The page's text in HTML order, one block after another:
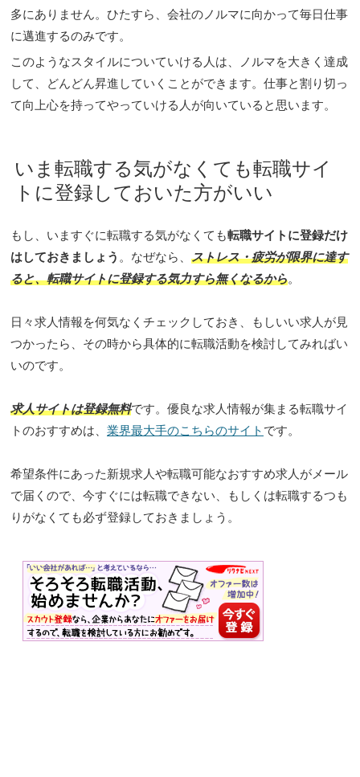
多にありません。ひたすら、会社のノルマに向かって毎日仕事
に邁進するのみです。
このようなスタイルについていける人は、ノルマを大きく達成
して、どんどん昇進していくことができます。仕事と割り切っ
て向上心を持ってやっていける人が向いていると思います。
いま転職する気がなくても転職サイ
トに登録しておいた方がいい
もし、いますぐに転職する気がなくても転職サイトに登録だけ
はしておきましょう 。なぜなら、 ストレス・疲労が限界に達す
ると、転職サイトに登録する気力すら無くなるから。
日々求人情報を何気なくチェックしておき、もしいい求人が見
つかったら、その時から具体的に転職活動を検討してみればい
いのです。
求人サイトは登録無料です。優良な求人情報が集まる転職サイ
トのおすすめは、 業界最大手のこちらのサイト です。
希望条件にあった新規求人や転職可能なおすすめ求人がメール
で届くので、今すぐには転職できない、もしくは転職するつも
りがなくても必ず登録しておきましょう。